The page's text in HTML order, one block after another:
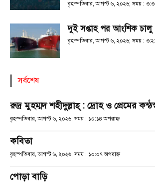
বৃহস্পতিবার, আগস্ট ৬, ২০২৬; সময় :
দুই সপ্তাহ পর আংশিক চালু
বৃহস্পতিবার, আগস্ট ৬, ২০২৬; সময় :
সর্বশেষ
রুদ্র মুহম্মদ শহীদুল্লাহ্ : দ্রোহ ও প্রেমের
বৃহস্পতিবার, আগস্ট ৬, ২০২৬; সময় : ১০:১৪ অপরাহ্ণ
কবিতা
বৃহস্পতিবার, আগস্ট ৬, ২০২৬; সময় : ১০:০৭ অপরাহ্ণ
পোড়া বাড়ি